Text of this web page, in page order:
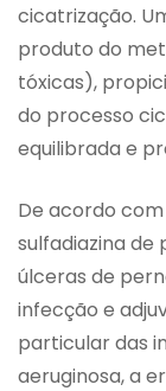
cicatrização.
produto do
tóxicas),
do processo
equilibrada e
De acordo
sulfadiazina de
úlceras de
infecção e
particular das
aeruginosa, a